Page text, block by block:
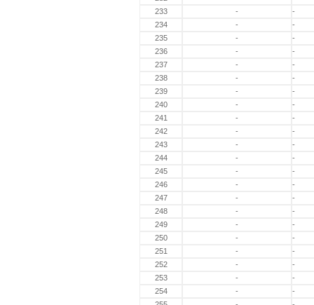
233
-
-
234
-
-
235
-
-
236
-
-
237
-
-
238
-
-
239
-
-
240
-
-
241
-
-
242
-
-
243
-
-
244
-
-
245
-
-
246
-
-
247
-
-
248
-
-
249
-
-
250
-
-
251
-
-
252
-
-
253
-
-
254
-
-